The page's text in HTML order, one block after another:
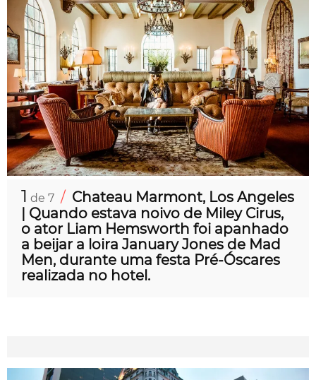
1 de 7 / Chateau Marmont, Los Angeles
| Quando estava noivo de Miley Cirus,
o ator Liam Hemsworth foi apanhado
a beijar a loira January Jones de Mad
Men, durante uma festa Pré-Óscares
realizada no hotel.